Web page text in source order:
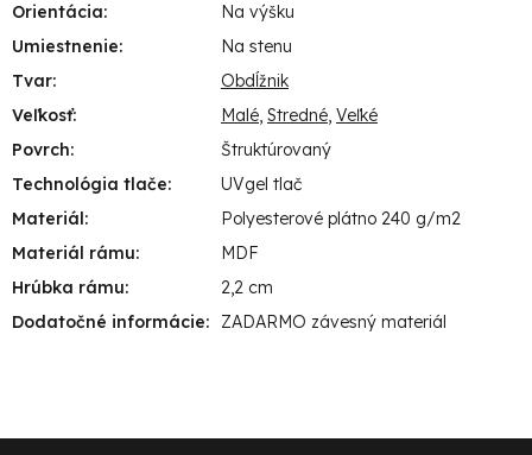
Orientácia:
Na výšku
Umiestnenie:
Na stenu
Tvar:
Obdĺžnik
Veľkosť: Malé, Stredné, Veľké
Povrch:
Štruktúrovaný
Technológia tlače:
UVgel tlač
Materiál:
Polyesterové plátno 240 g/m2
Materiál rámu:
MDF
Hrúbka rámu:
2,2 cm
Dodatočné informácie: ZADARMO závesný materiál